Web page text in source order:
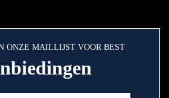
ONZE MAILLIJST VOOR BEST